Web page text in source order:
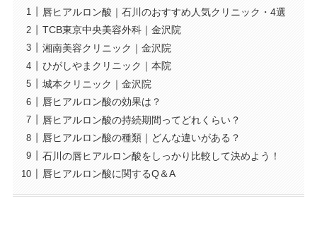
唇ヒアルロン酸｜石川のおすすめ人気クリニック・4選
TCB東京中央美容外科｜金沢院
湘南美容クリニック｜金沢院
ひがしやまクリニック｜本院
城本クリニック｜金沢院
唇ヒアルロン酸の効果は？
唇ヒアルロン酸の持続期間ってどれくらい？
唇ヒアルロン酸の種類｜どんな違いがある？
石川の唇ヒアルロン酸をしっかり比較して決めよう！
唇ヒアルロン酸に関するQ＆A